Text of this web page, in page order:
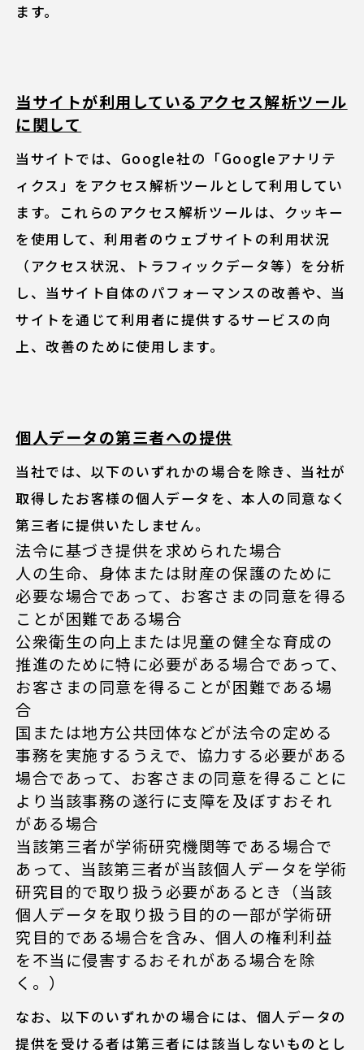
ます。
当サイトが利用しているアクセス解析ツール
に関して
当サイトでは、Google社の「Googleアナリテ
ィクス」をアクセス解析ツールとして利用してい
ます。これらのアクセス解析ツールは、クッキー
を使用して、利用者のウェブサイトの利用状況
（アクセス状況、トラフィックデータ等）を分析
し、当サイト自体のパフォーマンスの改善や、当
サイトを通じて利用者に提供するサービスの向
上、改善のために使用します。
個人データの第三者への提供
当社では、以下のいずれかの場合を除き、当社が
取得したお客様の個人データを、本人の同意なく
第三者に提供いたしません。
法令に基づき提供を求められた場合
人の生命、身体または財産の保護のために
必要な場合であって、お客さまの同意を得る
ことが困難である場合
公衆衛生の向上または児童の健全な育成の
推進のために特に必要がある場合であって、
お客さまの同意を得ることが困難である場
合
国または地方公共団体などが法令の定める
事務を実施するうえで、協力する必要がある
場合であって、お客さまの同意を得ることに
より当該事務の遂行に支障を及ぼすおそれ
がある場合
当該第三者が学術研究機関等である場合で
あって、当該第三者が当該個人データを学術
研究目的で取り扱う必要があるとき（当該
個人データを取り扱う目的の一部が学術研
究目的である場合を含み、個人の権利利益
を不当に侵害するおそれがある場合を除
く。）
なお、以下のいずれかの場合には、個人データの
提供を受ける者は第三者には該当しないものとし